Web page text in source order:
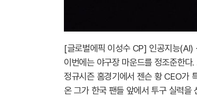
[글로벌에픽 이성수 CP] 인공지능(AI)
이번에는 야구장 마운드를 정조준한
정규시즌 홈경기에서 젠슨 황 CEO가
온 그가 한국 팬들 앞에서 투구 실력을